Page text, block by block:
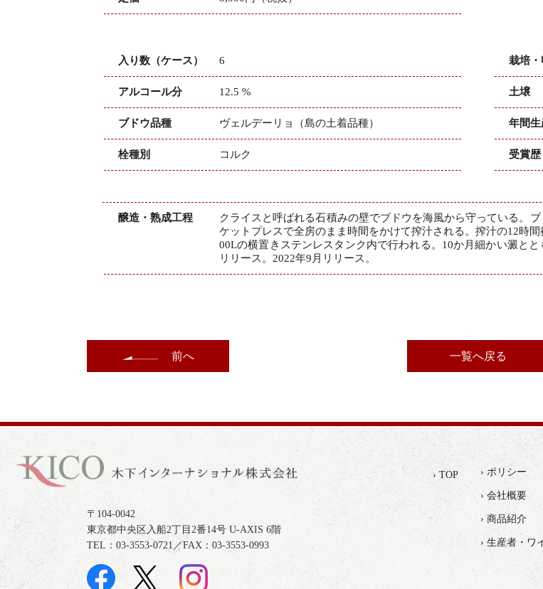
入り数（ケース） 6
アルコール分 12.5 %
ブドウ品種 ヴェルデーリョ（島の土着品種）
栓種別 コルク
栽培
土壌
年間
受賞歴
醸造・熟成工程
クライスと呼ばれる石積みの壁でブドウを海風から守っている。
ケットプレスで全房のまま時間をかけて搾汁される。搾汁の12時
00Lの横置きステンレスタンク内で行われる。10か月細かい澱と
リリース。2022年9月リリース。
前へ 一覧へ戻る
〒104-0042
東京都中央区入船2丁目2番14号 U-AXIS 6階
TEL：03-3553-0721／FAX：03-3553-0993
› TOP › ポリシー
› 会社概要
› 商品紹介
› 生産者・ワ